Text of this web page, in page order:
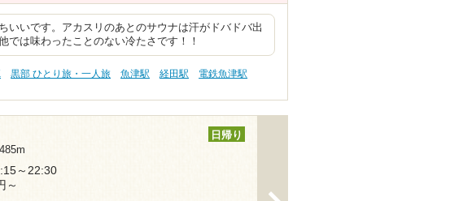
いいです。アカスリのあとのサウナは汗がドバドバ出
では味わったことのない冷たさです！！
黒部 ひとり旅・一人旅 魚津駅 経田駅
電鉄魚津駅
日帰り
～22:30
～